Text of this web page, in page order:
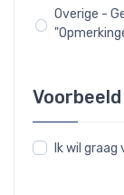
Overige -
Voorbeeld
Ik wil